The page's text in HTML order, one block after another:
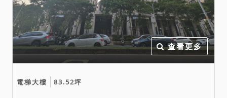
定人自行向地政機關洽辦，
與本院權責無關；另增建部
分如遭主管機關認定為違章
建築，拍定人應自行承擔遭
拆除之風險。另本件增建物
查看更多
電梯大樓 83.52坪